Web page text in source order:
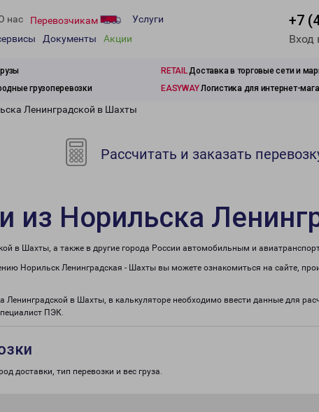
нас Перевозчикам
Услуги
Документы Акции
+7
Вход
RETAILДоставка в торговые сети и
грузоперевозки EASYWAYЛогистика для интернет-
Ленинградской в Шахты
Рассчитать и заказать
из Норильска
в Шахты, а также в другие города России автомобильным и
Норильск Ленинградская - Шахты вы можете ознакомиться на сайте,
Ленинградской в Шахты, в калькуляторе необходимо ввести данные для
ПЭК.
доставки, тип перевозки и вес груза.